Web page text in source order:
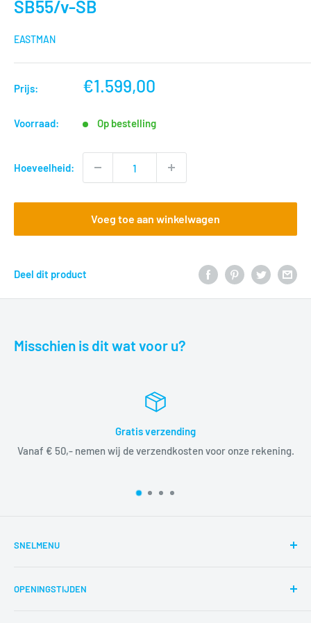
SB55/v-SB
EASTMAN
Prijs:
nu
€1.599,00
Voorraad: Op bestelling
Hoeveelheid:
Voeg toe aan winkelwagen
Deel dit product
Misschien is dit wat voor u?
Gratis verzending
Vanaf € 50,- nemen wij de verzendkosten voor onze rekening.
SNELMENU
Reparaties
OPENINGSTIJDEN